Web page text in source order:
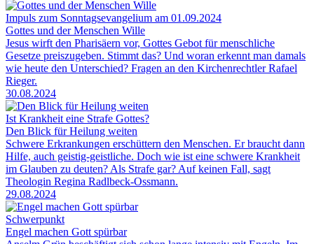
Impuls zum Sonntagsevangelium am 01.09.2024
Gottes und der Menschen Wille
Jesus wirft den Pharisäern vor, Gottes Gebot für menschliche
Gesetze preiszugeben. Stimmt das? Und woran erkennt man damals
wie heute den Unterschied? Fragen an den Kirchenrechtler Rafael
Rieger.
30.08.2024
Ist Krankheit eine Strafe Gottes?
Den Blick für Heilung weiten
Schwere Erkrankungen erschüttern den Menschen. Er braucht dann
Hilfe, auch geistig-geistliche. Doch wie ist eine schwere Krankheit
im Glauben zu deuten? Als Strafe gar? Auf keinen Fall, sagt
Theologin Regina Radlbeck-Ossmann.
29.08.2024
Schwerpunkt
Engel machen Gott spürbar